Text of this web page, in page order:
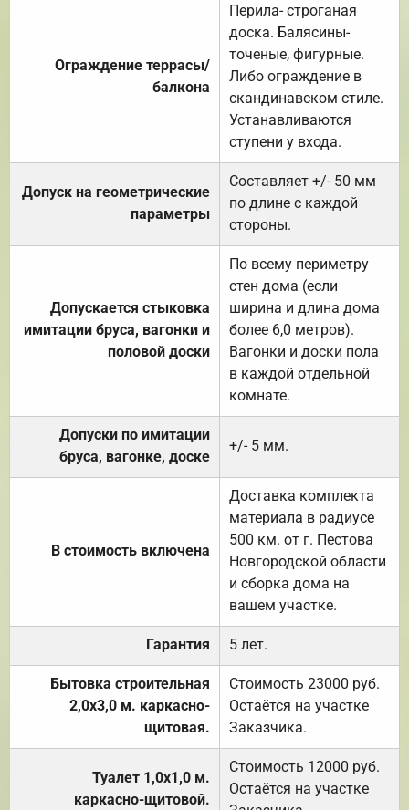
Ограждение террасы/
балкона
Перила- строганая
доска. Балясины-
точеные, фигурные.
Либо ограждение в
скандинавском стиле.
Устанавливаются
ступени у входа.
Допуск на геометрические
параметры
Составляет +/- 50 мм
по длине с каждой
стороны.
Допускается стыковка
имитации бруса, вагонки и
половой доски
По всему периметру
стен дома (если
ширина и длина дома
более 6,0 метров).
Вагонки и доски пола
в каждой отдельной
комнате.
Допуски по имитации
бруса, вагонке, доске
+/- 5 мм.
В стоимость включена
Доставка комплекта
материала в радиусе
500 км. от г. Пестова
Новгородской области
и сборка дома на
вашем участке.
Гарантия 5 лет.
Бытовка строительная
2,0х3,0 м. каркасно-
щитовая.
Стоимость 23000 руб.
Остаётся на участке
Заказчика.
Туалет 1,0х1,0 м.
каркасно-щитовой.
Стоимость 12000 руб.
Остаётся на участке